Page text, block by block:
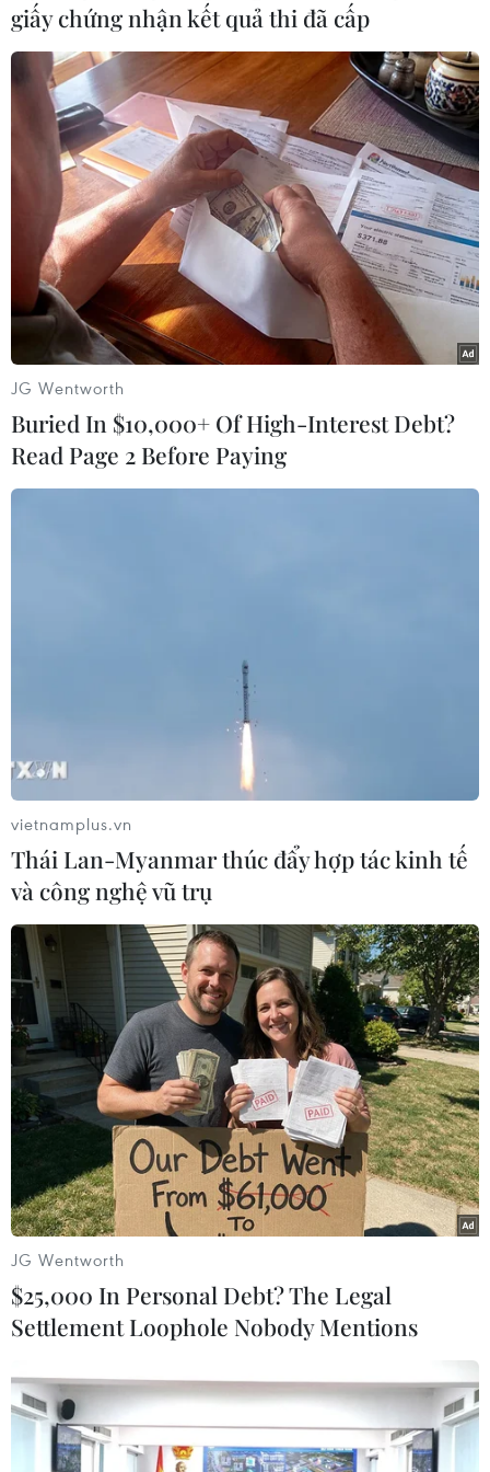
#Bệnh truyền nhiễm #Paralympic 2020
#Virus Ebola
#Du khách
#Dịch bệnh Nhật Bản
Theo dõi VietnamPlus
WHO tuyên bố dịch Ebola là vấn đề y tế
khẩn cấp toàn cầu
17/07/2019 23:46
Dịch Ebola ở Cộng hòa Dân chủ Congo hiện là dịch
bệnh gây chết người lớn thứ hai trên thế giới, với ít nhất
1.676 người đã nhiễm virus kể từ ngày 1/8/2018 trong
khi 2.512 đã đổ bệnh.
giấy chứng nhận kết quả thi đã cấp
JG Wentworth
Buried In $10,000+ Of High-Interest Debt?
Read Page 2 Before Paying
vietnamplus.vn
Thái Lan-Myanmar thúc đẩy hợp tác kinh tế
và công nghệ vũ trụ
JG Wentworth
$25,000 In Personal Debt? The Legal
Settlement Loophole Nobody Mentions